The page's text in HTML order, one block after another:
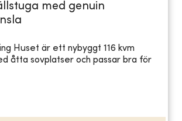
med genuin
Huset är ett nybyggt 116 kvm
åtta sovplatser och passar bra för